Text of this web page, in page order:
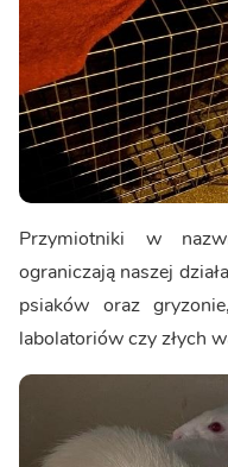
Przymiotniki w
ograniczają naszej
psiaków oraz
labolatoriów czy złych